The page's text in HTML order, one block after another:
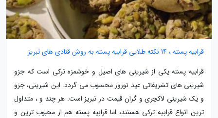
قرابیه پسته ، 14 نکته طلایی قرابیه پسته به روش قنادی های تبریز
قرابیه پسته یکی از شیرینی های اصیل و خوشمزه ترکی است که جزو
شیرینی های تشریفاتی عید نوروز محسوب می گردد. این شیرینی، جزو
و یک شیرینی لاکچری و گران قیمت در تبریز است. هر چند و ، متداول
ترین انواع قرابیه ترکی هستند، اما قرابیه پسته هم از محبوب ترین و